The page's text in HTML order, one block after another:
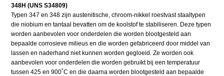
348H (UNS S34809)
Typen 347 en 348 zijn austenitische, chroom-nikkel roestvast staaltypen
die niobium en tantaal bevatten om de koolstof te stabiliseren. Deze typen
worden aanbevolen voor onderdelen die worden blootgesteld aan
bepaalde corrosieve milieus en die worden gefabriceerd door middel van
lassen en naderhand niet kunnen worden gegloeid. Ze worden ook
aanbevolen voor onderdelen die worden gebruikt bij een temperatuur
tussen 425 en 900˚C en die daarna worden blootgesteld aan bepaalde